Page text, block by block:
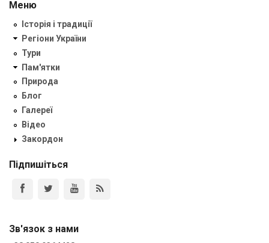
Меню
Історія і традиції
Регіони України
Тури
Пам'ятки
Природа
Блог
Галереї
Відео
Закордон
Підпишіться
Зв'язок з нами